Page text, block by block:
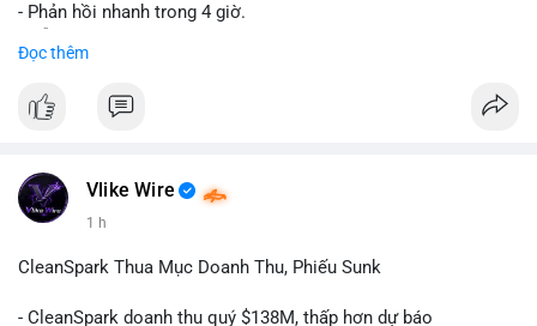
- Phản hồi nhanh trong 4 giờ.
📞 WhatsApp: +1 660 215-8938
Đọc thêm
Vlike Wire
1 h
CleanSpark Thua Mục Doanh Thu, Phiếu Sunk
- CleanSpark doanh thu quý $138M, thấp hơn dự báo